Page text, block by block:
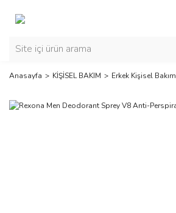
Anasayfa KİŞİSEL BAKIM Erkek Kişisel Bakım